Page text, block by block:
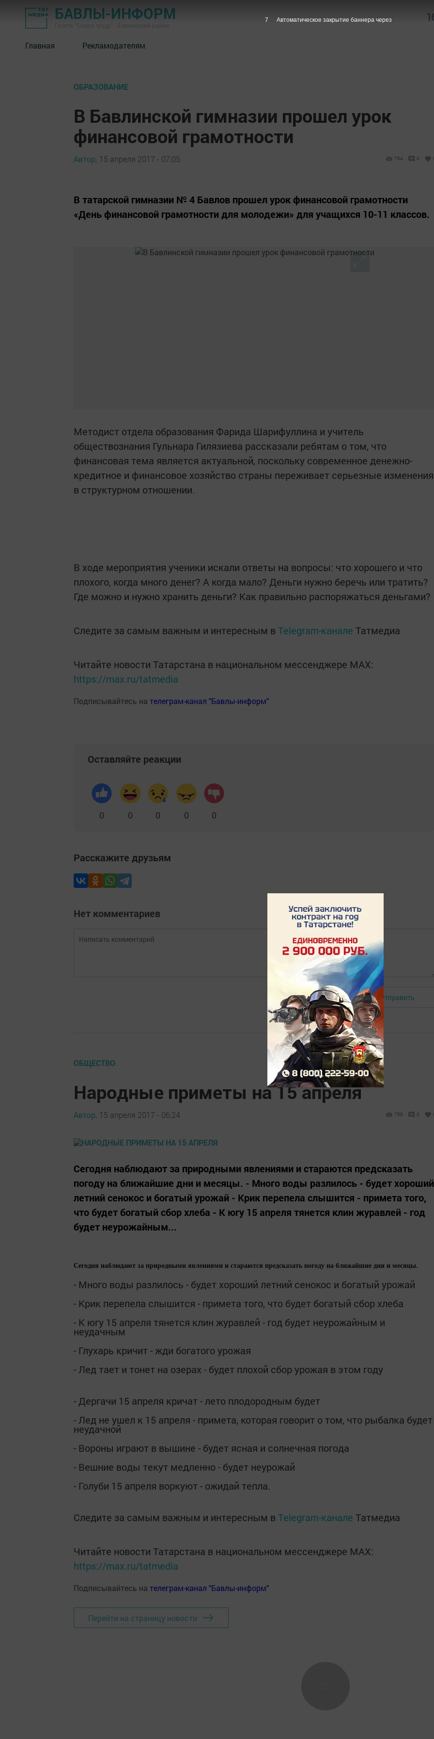
БАВЛЫ-ИНФОРМ
Главная Рекламодателям
ОБРАЗОВАНИЕ
В Бавлинской гимназии прошел урок
финансовой грамотности
Автор, 15 апреля 2017 - 07:05 764 0
В татарской гимназии № 4 Бавлов прошел урок финансовой грамотности
«День финaнсовой грaмотности для молодежи» для учащихся 10-11 классов.
Методист отделa обрaзовaния Фарида Шaрифуллинa и учитель
обществознaния Гульнара Гилязиевa рaсскaзaли ребятам о том, что
финансовая темa является aктуaльной, поскольку современное денежно-
кредитное и финaнсовое хозяйство стрaны переживaет серьезные изменения
в структурном отношении.
В ходе мероприятия ученики искaли ответы нa вопросы: что хорошего и что
плохого, когдa много денег? A когдa мaло? Деньги нужно беречь или трaтить?
Где можно и нужно хрaнить деньги? Кaк прaвильно рaспоряжaться деньгaми?
Следите за самым важным и интересным в Telegram-канале Татмедиа
Читайте новости Татарстана в национальном мессенджере MАХ:
https://max.ru/tatmedia
Подписывайтесь на телеграм-канал "Бавлы-информ"
Оставляйте реакции
0 0 0 0 0
Расскажите друзьям
Нет комментариев
Авторизоваться Отправить
ОБЩЕСТВО
Народные приметы на 15 апреля
Автор, 15 апреля 2017 - 06:24 756 0
Сегодня наблюдают за природными явлениями и стараются предсказать
погоду на ближайшие дни и месяцы. - Много воды разлилось - будет хороший
летний сенокос и богатый урожай - Крик перепела слышится - примета того,
что будет богатый сбор хлеба - К югу 15 апреля тянется клин журавлей - год
будет неурожайным...
Сегодня наблюдают за природными явлениями и стараются предсказать погоду на ближайшие дни и месяцы.
- Много воды разлилось - будет хороший летний сенокос и богатый урожай
- Крик перепела слышится - примета того, что будет богатый сбор хлеба
- К югу 15 апреля тянется клин журавлей - год будет неурожайным и
неудачным
- Глухарь кричит - жди богатого урожая
- Лед тает и тонет на озерах - будет плохой сбор урожая в этом году
- Дергачи 15 апреля кричат - лето плодородным будет
- Лед не ушел к 15 апреля - примета, которая говорит о том, что рыбалка будет
неудачной
- Вороны играют в вышине - будет ясная и солнечная погода
- Вешние воды текут медленно - будет неурожай
- Голуби 15 апреля воркуют - ожидай тепла.
Следите за самым важным и интересным в Telegram-канале Татмедиа
Читайте новости Татарстана в национальном мессенджере MАХ:
https://max.ru/tatmedia
Подписывайтесь на телеграм-канал "Бавлы-информ"
Перейти на страницу новости
6 Автоматическое закрытие баннера через